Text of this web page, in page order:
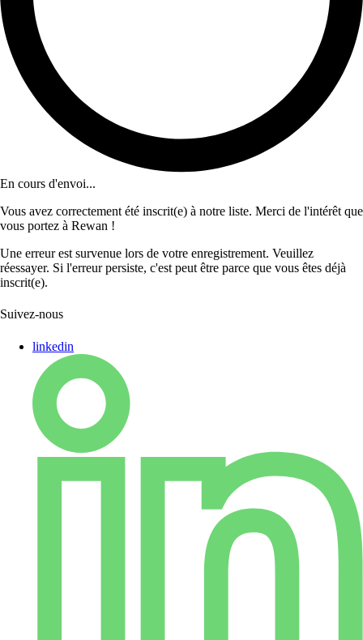
En cours d'envoi...
Vous avez correctement été inscrit(e) à notre liste. Merci de l'intérêt que
vous portez à Rewan !
Une erreur est survenue lors de votre enregistrement. Veuillez
réessayer. Si l'erreur persiste, c'est peut être parce que vous êtes déjà
inscrit(e).
Suivez-nous
linkedin